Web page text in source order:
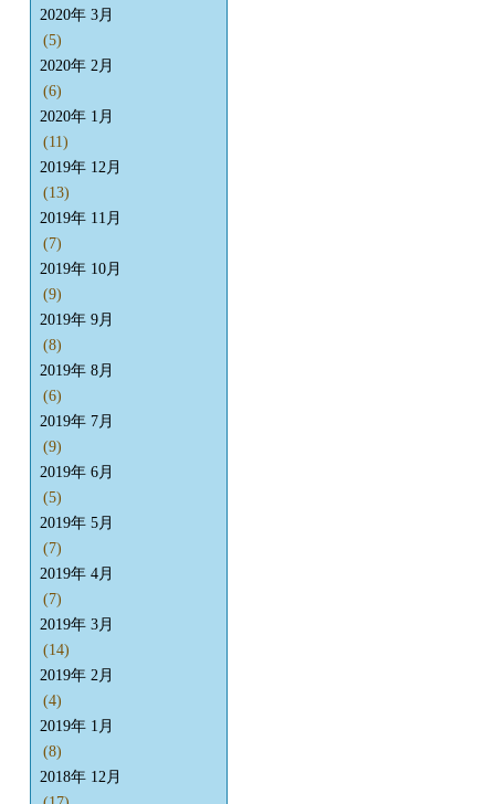
2020年 3月
(5)
2020年 2月
(6)
2020年 1月
(11)
2019年 12月
(13)
2019年 11月
(7)
2019年 10月
(9)
2019年 9月
(8)
2019年 8月
(6)
2019年 7月
(9)
2019年 6月
(5)
2019年 5月
(7)
2019年 4月
(7)
2019年 3月
(14)
2019年 2月
(4)
2019年 1月
(8)
2018年 12月